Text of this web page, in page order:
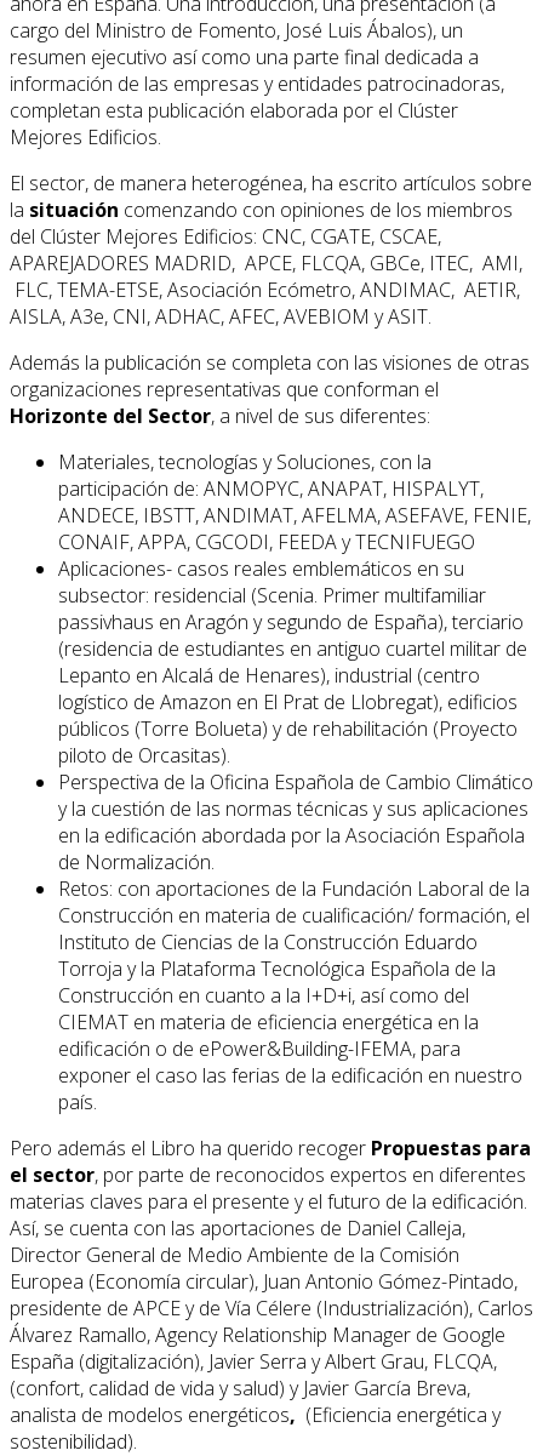
cargo del Ministro de Fomento, José Luis Ábalos), un
resumen ejecutivo así como una parte final dedicada a
información de las empresas y entidades patrocinadoras,
completan esta publicación elaborada por el Clúster
Mejores Edificios.
El sector, de manera heterogénea, ha escrito artículos sobre
la situación comenzando con opiniones de los miembros
del Clúster Mejores Edificios: CNC, CGATE, CSCAE,
APAREJADORES MADRID, APCE, FLCQA, GBCe, ITEC, AMI,
FLC, TEMA-ETSE, Asociación Ecómetro, ANDIMAC, AETIR,
AISLA, A3e, CNI, ADHAC, AFEC, AVEBIOM y ASIT.
Además la publicación se completa con las visiones de otras
organizaciones representativas que conforman el
Horizonte del Sector, a nivel de sus diferentes:
Materiales, tecnologías y Soluciones, con la
participación de: ANMOPYC, ANAPAT, HISPALYT,
ANDECE, IBSTT, ANDIMAT, AFELMA, ASEFAVE, FENIE,
CONAIF, APPA, CGCODI, FEEDA y TECNIFUEGO
Aplicaciones- casos reales emblemáticos en su
subsector: residencial (Scenia. Primer multifamiliar
passivhaus en Aragón y segundo de España), terciario
(residencia de estudiantes en antiguo cuartel militar de
Lepanto en Alcalá de Henares), industrial (centro
logístico de Amazon en El Prat de Llobregat), edificios
públicos (Torre Bolueta) y de rehabilitación (Proyecto
piloto de Orcasitas).
Perspectiva de la Oficina Española de Cambio Climático
y la cuestión de las normas técnicas y sus aplicaciones
en la edificación abordada por la Asociación Española
de Normalización.
Retos: con aportaciones de la Fundación Laboral de la
Construcción en materia de cualificación/ formación, el
Instituto de Ciencias de la Construcción Eduardo
Torroja y la Plataforma Tecnológica Española de la
Construcción en cuanto a la I+D+i, así como del
CIEMAT en materia de eficiencia energética en la
edificación o de ePower&Building-IFEMA, para
exponer el caso las ferias de la edificación en nuestro
país.
Pero además el Libro ha querido recoger Propuestas para
el sector, por parte de reconocidos expertos en diferentes
materias claves para el presente y el futuro de la edificación.
Así, se cuenta con las aportaciones de Daniel Calleja,
Director General de Medio Ambiente de la Comisión
Europea (Economía circular), Juan Antonio Gómez-Pintado,
presidente de APCE y de Vía Célere (Industrialización), Carlos
Álvarez Ramallo, Agency Relationship Manager de Google
España (digitalización), Javier Serra y Albert Grau, FLCQA,
(confort, calidad de vida y salud) y Javier García Breva,
analista de modelos energéticos, (Eficiencia energética y
sostenibilidad).